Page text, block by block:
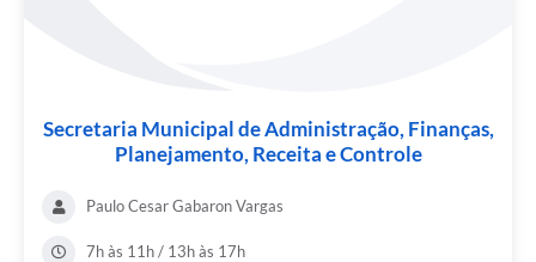
Secretaria Municipal de Administração, Finanças,
Planejamento, Receita e Controle
Paulo Cesar Gabaron Vargas
7h às 11h / 13h às 17h